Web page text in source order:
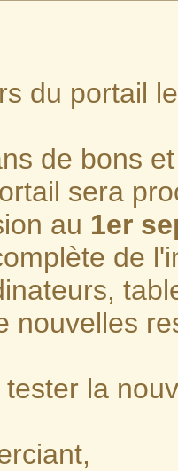
du portail
de bons
sera
au 1er
de
nouvelles
tester la